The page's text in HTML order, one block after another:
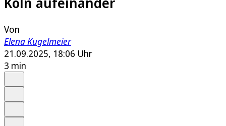
Von
Elena Kugelmeier
21.09.2025, 18:06 Uhr
3 min